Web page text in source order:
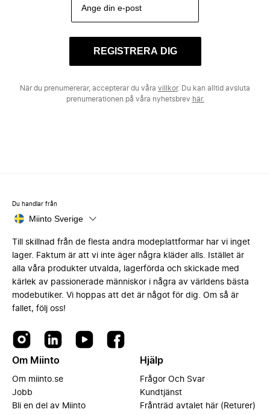
REGISTRERA DIG
När du prenumererar, accepterar du våra villkor. Du kan alltid avsluta
prenumerationen på våra nyhetsbrev här.
Du handlar från
Miinto Sverige
Till skillnad från de flesta andra modeplattformar har vi inget
lager. Faktum är att vi inte äger några kläder alls. Istället är
alla våra produkter utvalda, lagerförda och skickade med
kärlek av passionerade människor i några av världens bästa
modebutiker. Vi hoppas att det är något för dig. Om så är
fallet, följ oss!
Om Miinto
Om miinto.se
Jobb
Bli en del av Miinto
Hjälp
Frågor Och Svar
Kundtjänst
Frånträd avtalet här (Returer)